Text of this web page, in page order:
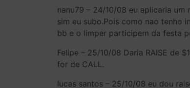
nanu79 – 24/10/08 eu aplicaria
sim eu subo.Pois como nao tenho
bb e o limper participem da festa
Felipe – 25/10/08 Daria RAISE de
for de CALL.
lucas santos – 25/10/08 eu dou